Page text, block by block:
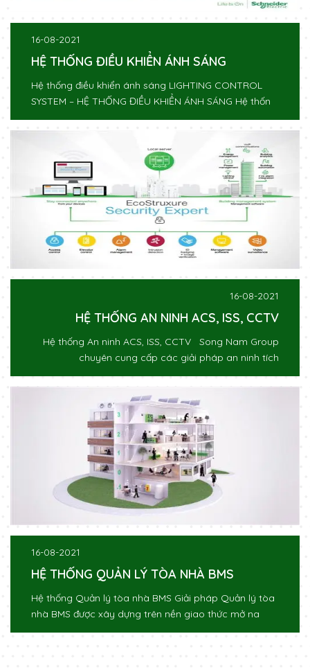
16-08-2021
HỆ THỐNG ĐIỀU KHIỂN ÁNH SÁNG
Hệ thống điều khiển ánh sáng LIGHTING CONTROL
SYSTEM – HỆ THỐNG ĐIỀU KHIỂN ÁNH SÁNG Hệ thốn
16-08-2021
HỆ THỐNG AN NINH ACS, ISS, CCTV
Hệ thống An ninh ACS, ISS, CCTV Song Nam Group
chuyên cung cấp các giải pháp an ninh tích
16-08-2021
HỆ THỐNG QUẢN LÝ TÒA NHÀ BMS
Hệ thống Quản lý tòa nhà BMS Giải pháp Quản lý tòa
nhà BMS được xây dựng trên nền giao thức mở na